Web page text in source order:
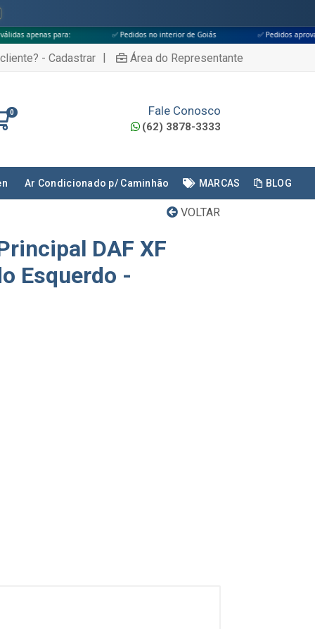
✅ Pedidos no interior de Goiás ✅ Pedidos aprovados até às 18h
- Cadastrar | Área do Representante
0 Fale Conosco
(62) 3878-3333
Ar Condicionado p/ Caminhão MARCAS BLOG
VOLTAR
DAF XF
Esquerdo -